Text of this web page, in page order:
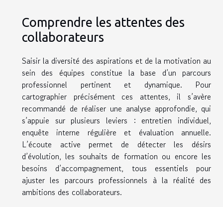
Comprendre les attentes des
collaborateurs
Saisir la diversité des aspirations et de la motivation au
sein des équipes constitue la base d’un parcours
professionnel pertinent et dynamique. Pour
cartographier précisément ces attentes, il s’avère
recommandé de réaliser une analyse approfondie, qui
s’appuie sur plusieurs leviers : entretien individuel,
enquête interne régulière et évaluation annuelle.
L’écoute active permet de détecter les désirs
d’évolution, les souhaits de formation ou encore les
besoins d’accompagnement, tous essentiels pour
ajuster les parcours professionnels à la réalité des
ambitions des collaborateurs.